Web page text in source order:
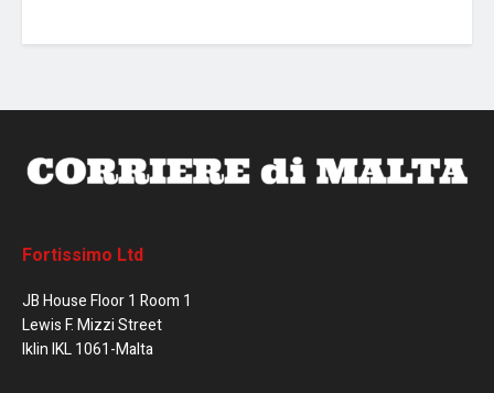
Fortissimo Ltd
JB House Floor 1 Room 1
Lewis F. Mizzi Street
Iklin IKL 1061-Malta